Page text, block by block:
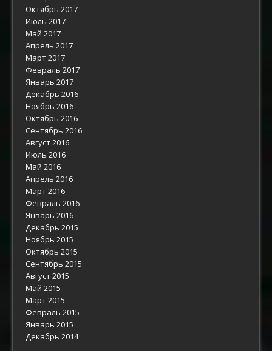
Октябрь 2017
Июль 2017
Май 2017
Апрель 2017
Март 2017
Февраль 2017
Январь 2017
Декабрь 2016
Ноябрь 2016
Октябрь 2016
Сентябрь 2016
Август 2016
Июль 2016
Май 2016
Апрель 2016
Март 2016
Февраль 2016
Январь 2016
Декабрь 2015
Ноябрь 2015
Октябрь 2015
Сентябрь 2015
Август 2015
Май 2015
Март 2015
Февраль 2015
Январь 2015
Декабрь 2014